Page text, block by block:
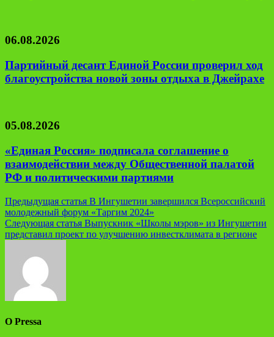
06.08.2026
Партийный десант Единой России проверил ход
благоустройства новой зоны отдыха в Джейрахе
05.08.2026
«Единая Россия» подписала соглашение о
взаимодействии между Общественной палатой
РФ и политическими партиями
Навигация
по
записям
Предыдущая статья В Ингушетии завершился Всероссийский
молодежный форум «Таргим 2024»
Следующая статья Выпускник «Школы мэров» из Ингушетии
представил проект по улучшению инвестклимата в регионе
О Pressa